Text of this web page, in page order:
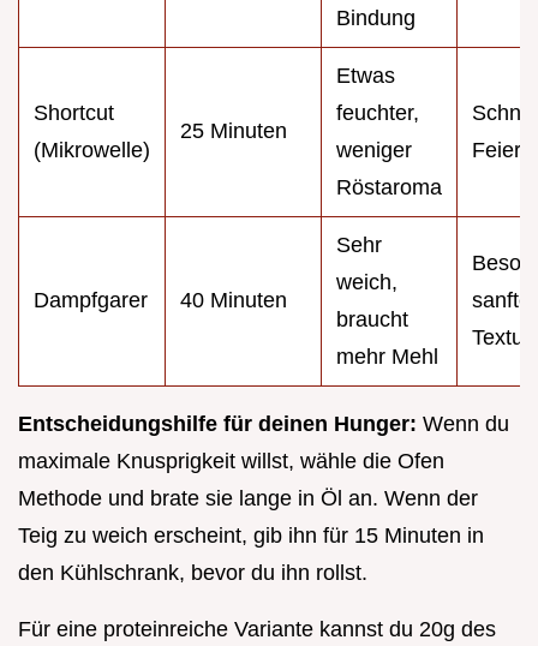
Bindung
Shortcut
(Mikrowelle)
25 Minuten
Etwas
feuchter,
weniger
Röstaroma
Dampfgarer 40 Minuten
Sehr
weich,
braucht
mehr Mehl
sanfte
Textur
Entscheidungshilfe für deinen Hunger: Wenn du
maximale Knusprigkeit willst, wähle die Ofen
Methode und brate sie lange in Öl an. Wenn der
Teig zu weich erscheint, gib ihn für 15 Minuten in
den Kühlschrank, bevor du ihn rollst.
Für eine proteinreiche Variante kannst du 20g des